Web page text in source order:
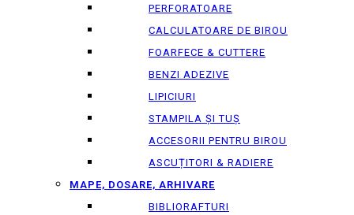
PERFORATOARE
CALCULATOARE DE BIROU
FOARFECE & CUTTERE
BENZI ADEZIVE
LIPICIURI
STAMPILA ȘI TUȘ
ACCESORII PENTRU BIROU
ASCUȚITORI & RADIERE
MAPE, DOSARE, ARHIVARE
BIBLIORAFTURI